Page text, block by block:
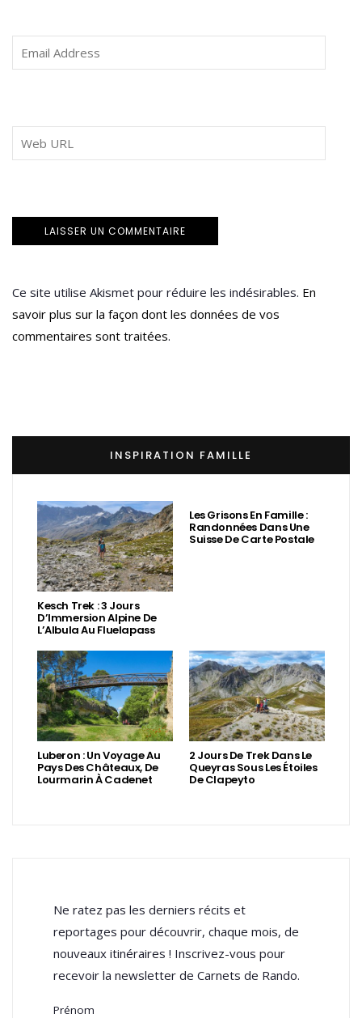
Ce site utilise Akismet pour réduire les indésirables. En
savoir plus sur la façon dont les données de vos
commentaires sont traitées.
INSPIRATION FAMILLE
Kesch Trek : 3 Jours
D’Immersion Alpine De
L’Albula Au Fluelapass
Les Grisons En Famille :
Randonnées Dans Une
Suisse De Carte Postale
Luberon : Un Voyage Au
Pays Des Châteaux, De
Lourmarin À Cadenet
2 Jours De Trek Dans Le
Queyras Sous Les Étoiles
De Clapeyto
Ne ratez pas les derniers récits et
reportages pour découvrir, chaque mois, de
nouveaux itinéraires ! Inscrivez-vous pour
recevoir la newsletter de Carnets de Rando.
Prénom